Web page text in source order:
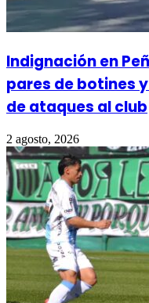
Indignación en
pares de botines
de ataques al club
2 agosto, 2026